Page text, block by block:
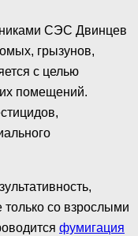
СЭС Двинцев
грызунов,
с целью
помещений.
только со взрослыми
фумигация